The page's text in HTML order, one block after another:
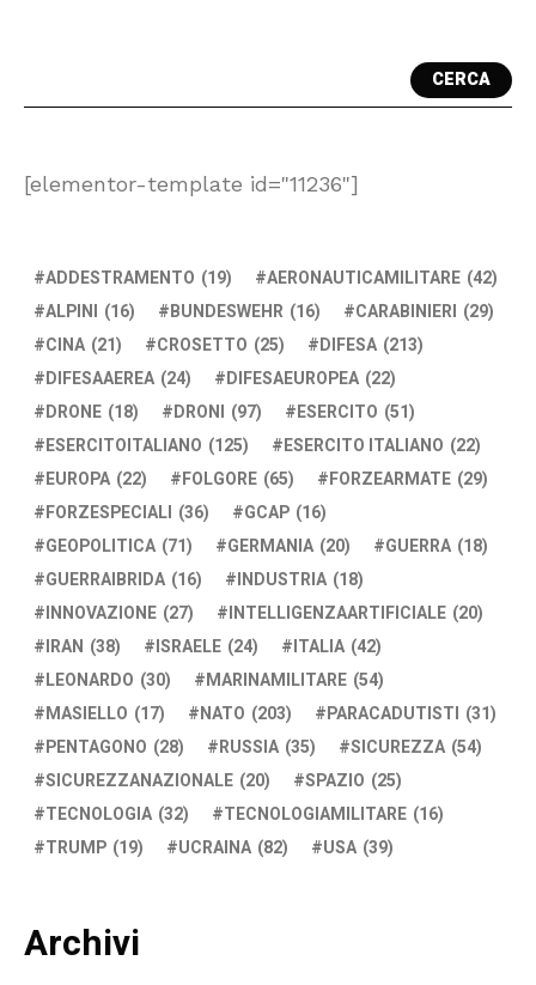
CERCA
[elementor-template id="11236"]
ADDESTRAMENTO (19) AERONAUTICAMILITARE (42)
ALPINI (16) BUNDESWEHR (16) CARABINIERI (29)
CINA (21) CROSETTO (25) DIFESA (213)
DIFESAAEREA (24) DIFESAEUROPEA (22)
DRONE (18) DRONI (97) ESERCITO (51)
ESERCITOITALIANO (125) ESERCITO ITALIANO (22)
EUROPA (22) FOLGORE (65) FORZEARMATE (29)
FORZESPECIALI (36) GCAP (16)
GEOPOLITICA (71) GERMANIA (20) GUERRA (18)
GUERRAIBRIDA (16) INDUSTRIA (18)
INNOVAZIONE (27) INTELLIGENZAARTIFICIALE (20)
IRAN (38) ISRAELE (24) ITALIA (42)
LEONARDO (30) MARINAMILITARE (54)
MASIELLO (17) NATO (203) PARACADUTISTI (31)
PENTAGONO (28) RUSSIA (35) SICUREZZA (54)
SICUREZZANAZIONALE (20) SPAZIO (25)
TECNOLOGIA (32) TECNOLOGIAMILITARE (16)
TRUMP (19) UCRAINA (82) USA (39)
Archivi